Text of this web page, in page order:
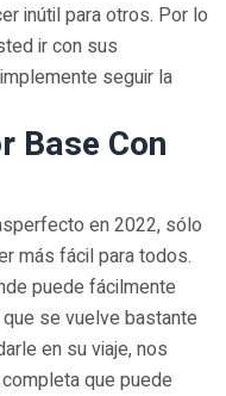
inútil para otros. Por lo
ir con sus
seguir la
Base Con
en 2022, sólo
más fácil para todos.
puede fácilmente
se vuelve bastante
en su viaje, nos
que puede